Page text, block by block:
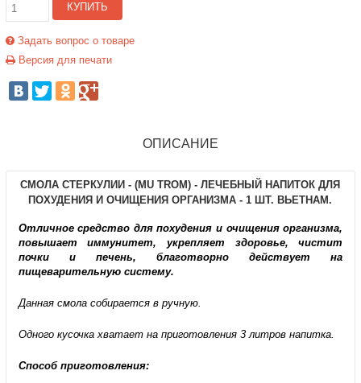
КУПИТЬ
Задать вопрос о товаре
Версия для печати
ОПИСАНИЕ
СМОЛА СТЕРКУЛИИ - (MU TROM) - ЛЕЧЕБНЫЙ НАПИТОК ДЛЯ
ПОХУДЕНИЯ И ОЧИЩЕНИЯ ОРГАНИЗМА - 1 ШТ. ВЬЕТНАМ.
Отличное средство для похудения и очищения организма,
повышает иммунитет, укрепляет здоровье, чистит
почки и печень, благотворно действует на
пищеварительную систему.
Данная смола собирается в ручную.
Одного кусочка хватает на приготовления 3 литров напитка.
Способ приготовления: